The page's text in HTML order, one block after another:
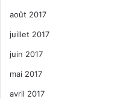
août 2017
juillet 2017
juin 2017
mai 2017
avril 2017